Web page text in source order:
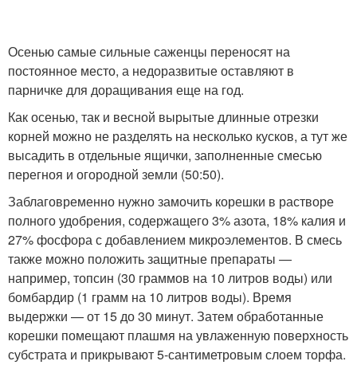
Осенью самые сильные саженцы переносят на
постоянное место, а недоразвитые оставляют в
парничке для доращивания еще на год.
Как осенью, так и весной вырытые длинные отрезки
корней можно не разделять на несколько кусков, а тут же
высадить в отдельные ящички, заполненные смесью
перегноя и огородной земли (50:50).
Заблаговременно нужно замочить корешки в растворе
полного удобрения, содержащего 3% азота, 18% калия и
27% фосфора с добавлением микроэлементов. В смесь
также можно положить защитные препараты —
например, топсин (30 граммов на 10 литров воды) или
бомбардир (1 грамм на 10 литров воды). Время
выдержки — от 15 до 30 минут. Затем обработанные
корешки помещают плашмя на увлаженную поверхность
субстрата и прикрывают 5-сантиметровым слоем торфа.